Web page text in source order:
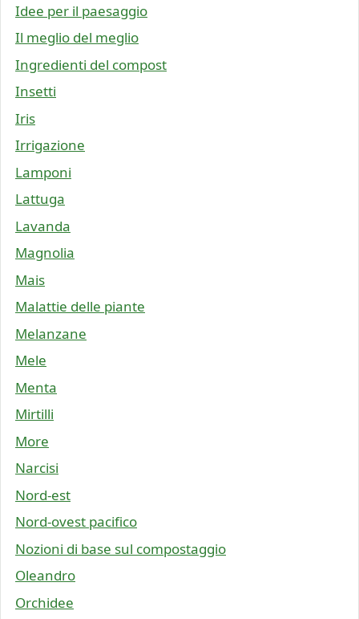
Idee per il paesaggio
Il meglio del meglio
Ingredienti del compost
Insetti
Iris
Irrigazione
Lamponi
Lattuga
Lavanda
Magnolia
Mais
Malattie delle piante
Melanzane
Mele
Menta
Mirtilli
More
Narcisi
Nord-est
Nord-ovest pacifico
Nozioni di base sul compostaggio
Oleandro
Orchidee